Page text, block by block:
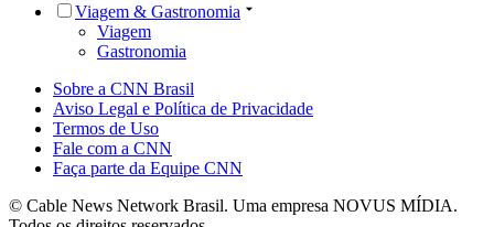
Viagem & Gastronomia
Viagem
Gastronomia
Sobre a CNN Brasil
Aviso Legal e Política de Privacidade
Termos de Uso
Fale com a CNN
Faça parte da Equipe CNN
© Cable News Network Brasil. Uma empresa NOVUS MÍDIA.